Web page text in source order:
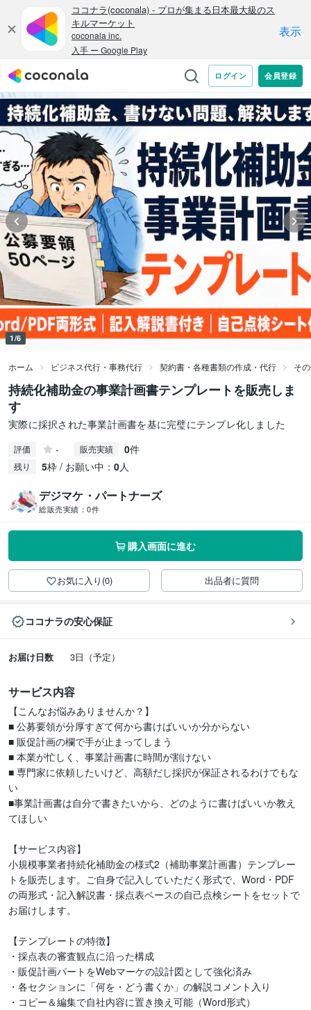
1/6
ホーム ビジネス代行・事務代行 契約書・各種書類の作成・代行 そ
持続化補助金の事業計画書テンプレートを販売しま
す
実際に採択された事業計画書を基に完璧にテンプレ化しました
評価 - 販売実績 0件
残り 5枠 / お願い中： 0人
デジマケ・パートナーズ
総販売実績： 0件
購入画面に進む
お気に入り(0) 出品者に質問
ココナラの安心保証
お届け日数 3日（予定）
サービス内容
【こんなお悩みありませんか？】
■ 公募要領が分厚すぎて何から書けばいいか分からない
■ 販促計画の欄で手が止まってしまう
■ 本業が忙しく、事業計画書に時間が割けない
■ 専門家に依頼したいけど、高額だし採択が保証されるわけでもな
い
■事業計画書は自分で書きたいから、どのように書けばいいか教え
てほしい
【サービス内容】
小規模事業者持続化補助金の様式2（補助事業計画書）テンプレー
トを販売します。ご自身で記入していただく形式で、Word・PDF
の両形式・記入解説書・採点表ベースの自己点検シートをセットで
お届けします。
【テンプレートの特徴】
・採点表の審査観点に沿った構成
・販促計画パートをWebマーケの設計図として強化済み
・各セクションに「何を・どう書くか」の解説コメント入り
・コピー＆編集で自社内容に置き換え可能（Word形式）